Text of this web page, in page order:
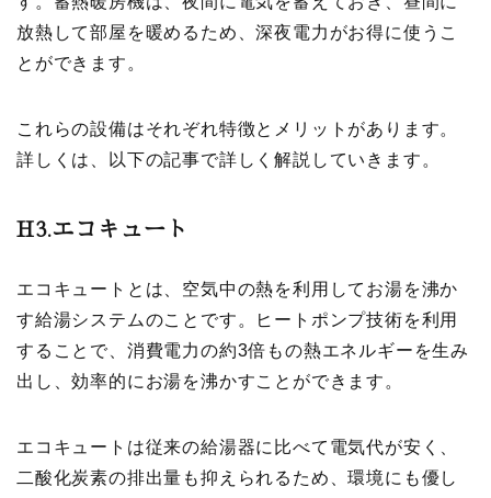
放熱して部屋を暖めるため、深夜電力がお得に使うこ
とができます。
これらの設備はそれぞれ特徴とメリットがあります。
詳しくは、以下の記事で詳しく解説していきます。
H3.エコキュート
エコキュートとは、空気中の熱を利用してお湯を沸か
す給湯システムのことです。ヒートポンプ技術を利用
することで、消費電力の約3倍もの熱エネルギーを生み
出し、効率的にお湯を沸かすことができます。
エコキュートは従来の給湯器に比べて電気代が安く、
二酸化炭素の排出量も抑えられるため、環境にも優し